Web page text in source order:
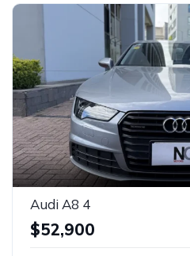
Audi A8 4
$52,900